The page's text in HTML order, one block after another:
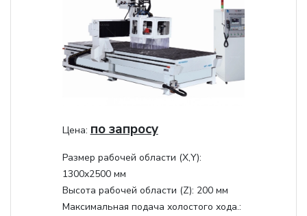
Цена: по запросу
Размер рабочей области (Х,Y):
1300x2500 мм
Высота рабочей области (Z): 200 мм
Максимальная подача холостого хода.: